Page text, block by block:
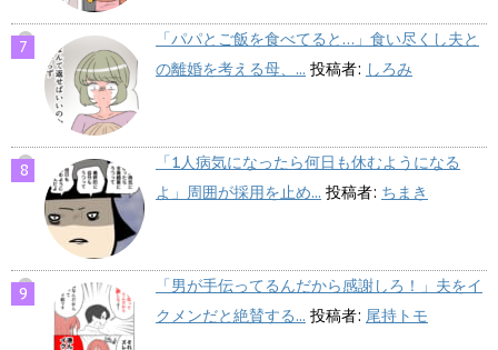
「パパとご飯を食べてると…」食い尽くし夫と
の離婚を考える母、... 投稿者: しろみ
「1人病気になったら何日も休むようになる
よ」周囲が採用を止め... 投稿者: ちまき
「男が手伝ってるんだから感謝しろ！」夫をイ
クメンだと絶賛する... 投稿者: 尾持トモ